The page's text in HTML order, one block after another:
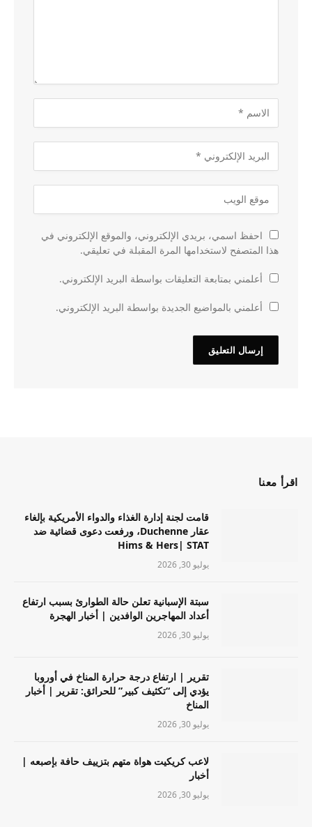
احفظ اسمي، بريدي الإلكتروني، والموقع الإلكتروني في
هذا المتصفح لاستخدامها المرة المقبلة في تعليقي.
أعلمني بمتابعة التعليقات بواسطة البريد الإلكتروني.
أعلمني بالمواضيع الجديدة بواسطة البريد الإلكتروني.
اقرأ معنا
قامت لجنة إدارة الغذاء والدواء الأمريكية بإلغاء
عقار Duchenne، ورفعت دعوى قضائية ضد
Hims & Hers| STAT
يوليو 30, 2026
سبتة الإسبانية تعلن حالة الطوارئ بسبب ارتفاع
أعداد المهاجرين الوافدين | أخبار الهجرة
يوليو 30, 2026
تقرير | ارتفاع درجة حرارة المناخ في أوروبا
يؤدي إلى “تكثيف كبير” للحرائق: تقرير | أخبار
المناخ
يوليو 30, 2026
لاعب كريكيت هواة متهم بتزييف حافة بإصبعه |
أخبار
يوليو 30, 2026